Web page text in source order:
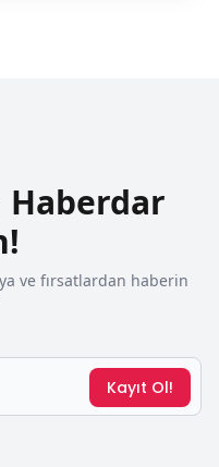
ve fırsatlardan haberin
Kayıt Ol!